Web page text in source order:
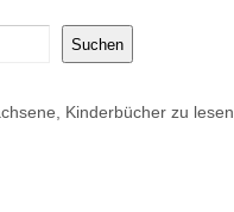
Suchen
Kinderbücher zu lesen